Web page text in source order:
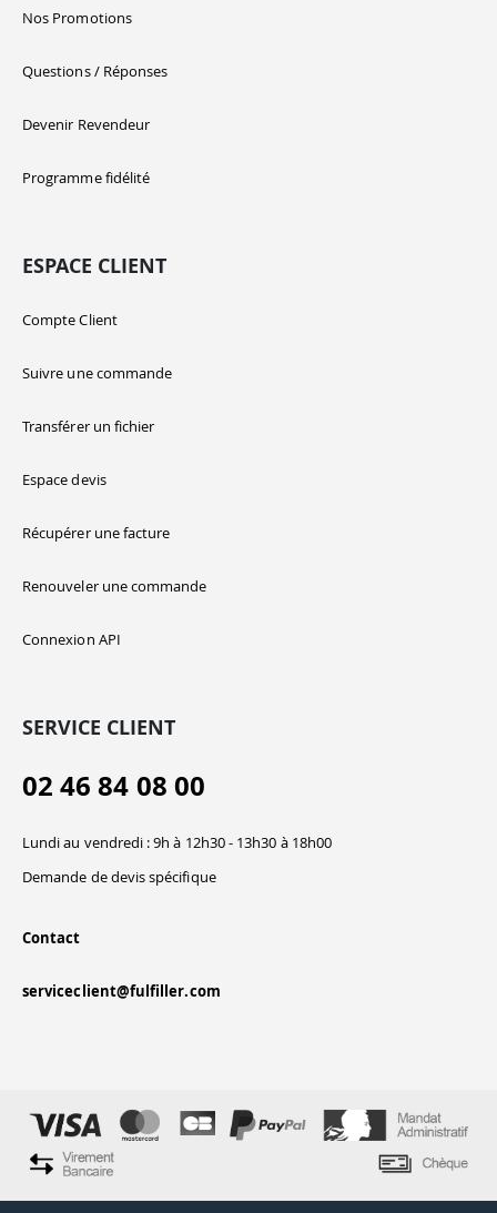
Nos Promotions
Questions / Réponses
Devenir Revendeur
Programme fidélité
ESPACE CLIENT
Compte Client
Suivre une commande
Transférer un fichier
Espace devis
Récupérer une facture
Renouveler une commande
Connexion API
SERVICE CLIENT
02 46 84 08 00
Lundi au vendredi : 9h à 12h30 - 13h30 à 18h00
Demande de devis spécifique
Contact
serviceclient@fulfiller.com